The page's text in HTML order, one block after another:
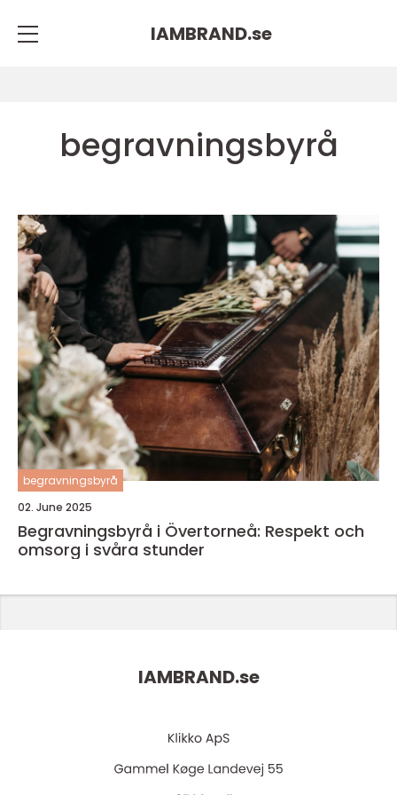
IAMBRAND.se
begravningsbyrå
begravningsbyrå
02. June 2025
Begravningsbyrå i Övertorneå: Respekt och
omsorg i svåra stunder
IAMBRAND.se